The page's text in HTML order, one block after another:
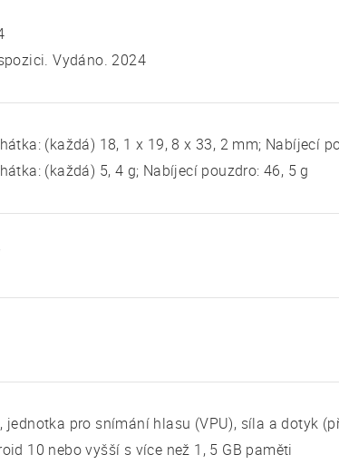
Vydáno. 2024
(každá) 18, 1 x 19, 8 x 33, 2 mm; Nabíjecí
(každá) 5, 4 g; Nabíjecí pouzdro: 46, 5 g
jednotka pro snímání hlasu (VPU), síla a dotyk
10 nebo vyšší s více než 1, 5 GB paměti